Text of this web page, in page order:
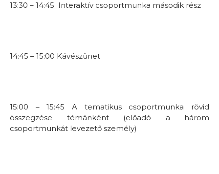
13:30 – 14:45 Interaktív csoportmunka második rész
14:45 – 15:00 Kávészünet
15:00 – 15:45 A tematikus csoportmunka rövid
összegzése témánként (előadó a három
csoportmunkát levezető személy)